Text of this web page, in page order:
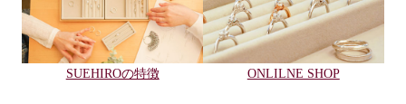
SUEHIROの特徴 ONLILNE SHOP